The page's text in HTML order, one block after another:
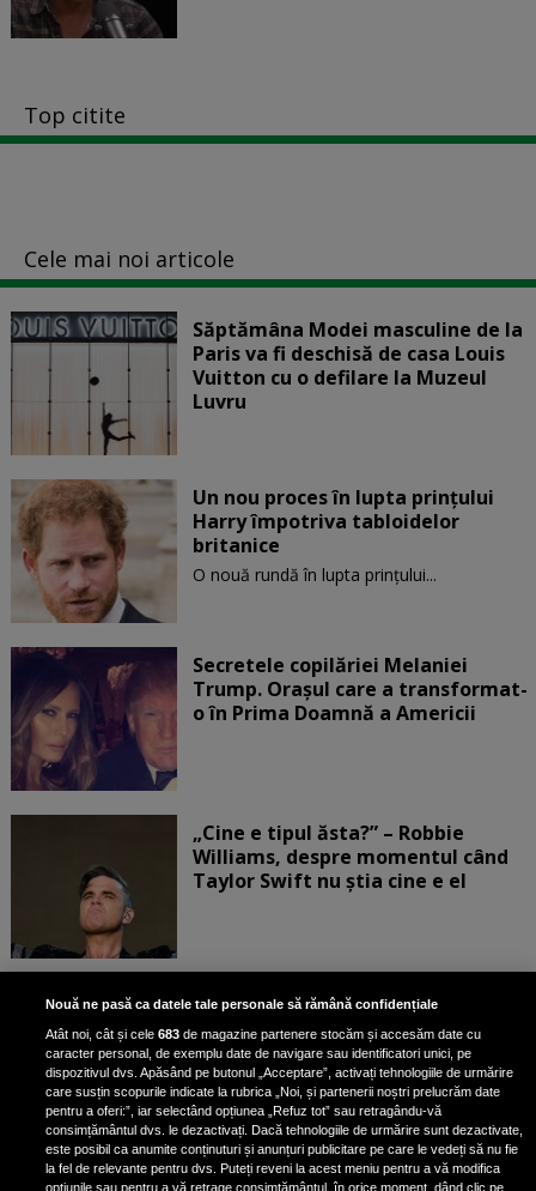
Top citite
Cele mai noi articole
Săptămâna Modei masculine de la
Paris va fi deschisă de casa Louis
Vuitton cu o defilare la Muzeul
Luvru
Un nou proces în lupta prinţului
Harry împotriva tabloidelor
britanice
O nouă rundă în lupta prinţului...
Secretele copilăriei Melaniei
Trump. Orașul care a transformat-
o în Prima Doamnă a Americii
„Cine e tipul ăsta?” – Robbie
Williams, despre momentul când
Taylor Swift nu știa cine e el
Bruce Dickinson, solistul trupei
Iron Maiden, şi-a arătat talentul
de scrimer la un concurs în Franţa
Nicki Minaj, acuzată de agresiune
Nouă ne pasă ca datele tale personale să rămână confidențiale
Atât noi, cât și cele683 de magazine partenere stocăm și accesăm date cu
caracter personal, de exemplu date de navigare sau identificatori unici, pe
dispozitivul dvs. Apăsând pe butonul „Acceptare”, activați tehnologiile de urmărire
care susțin scopurile indicate la rubrica „Noi, și partenerii noștri prelucrăm date
pentru a oferi:”, iar selectând opțiunea „Refuz tot” sau retragându-vă
consimțământul dvs. le dezactivați. Dacă tehnologiile de urmărire sunt dezactivate,
este posibil ca anumite conținuturi și anunțuri publicitare pe care le vedeți să nu fie
la fel de relevante pentru dvs. Puteți reveni la acest meniu pentru a vă modifica
opțiunile sau pentru a vă retrage consimțământul, în orice moment, dând clic pe